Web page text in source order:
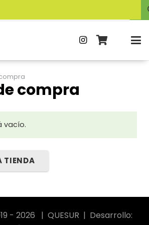
compra
vacío.
TIENDA
- 2026 | QUESUR | Desarrollo: